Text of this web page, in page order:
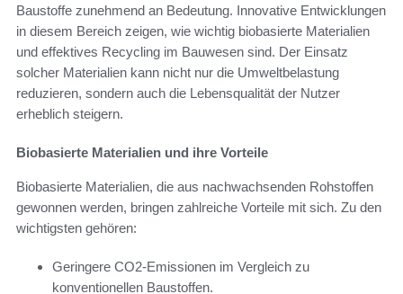
Baustoffe zunehmend an Bedeutung. Innovative Entwicklungen
in diesem Bereich zeigen, wie wichtig biobasierte Materialien
und effektives Recycling im Bauwesen sind. Der Einsatz
solcher Materialien kann nicht nur die Umweltbelastung
reduzieren, sondern auch die Lebensqualität der Nutzer
erheblich steigern.
Biobasierte Materialien und ihre Vorteile
Biobasierte Materialien, die aus nachwachsenden Rohstoffen
gewonnen werden, bringen zahlreiche Vorteile mit sich. Zu den
wichtigsten gehören:
Geringere CO2-Emissionen im Vergleich zu
konventionellen Baustoffen.